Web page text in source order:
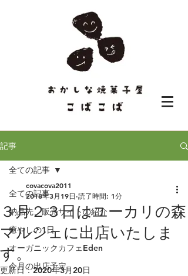
記事
全ての記事
納品先、販売サイトの紹介
癒やしの1日
オーガニックカフェEden
今月の出店予定
全ての記事
３月２３日はユーカリの森
マルシェに出店いたしま
す。
covacova2011
2018年3月19日 読了時間: 1分
更新日：2020年3月20日